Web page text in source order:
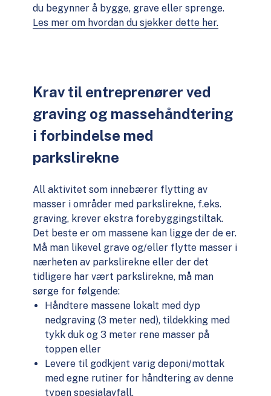
du begynner å bygge, grave eller sprenge.
Les mer om hvordan du sjekker dette her.
Krav til entreprenører ved
graving og massehåndtering
i forbindelse med
parkslirekne
All aktivitet som innebærer flytting av
masser i områder med parkslirekne, f.eks.
graving, krever ekstra forebyggingstiltak.
Det beste er om massene kan ligge der de er.
Må man likevel grave og/eller flytte masser i
nærheten av parkslirekne eller der det
tidligere har vært parkslirekne, må man
sørge for følgende:
Håndtere massene lokalt med dyp
nedgraving (3 meter ned), tildekking med
tykk duk og 3 meter rene masser på
toppen eller
Levere til godkjent varig deponi/mottak
med egne rutiner for håndtering av denne
typen spesialavfall.